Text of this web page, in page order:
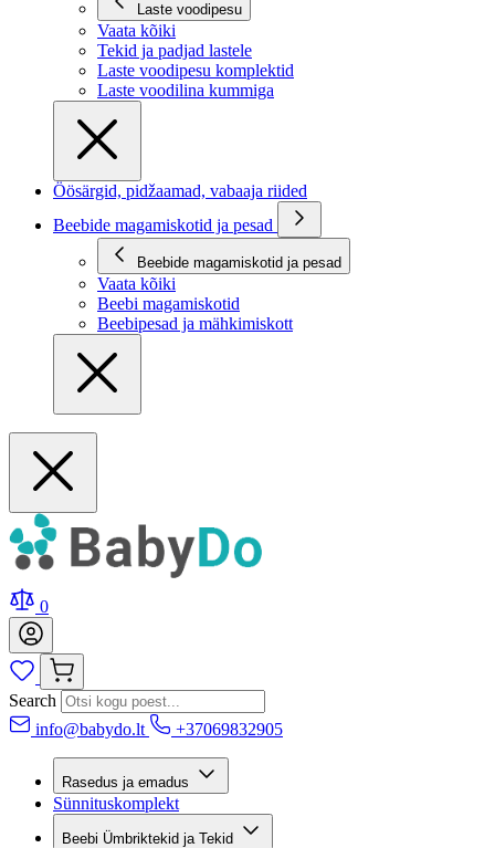
Laste voodipesu
Vaata kõiki
Tekid ja padjad lastele
Laste voodipesu komplektid
Laste voodilina kummiga
Öösärgid, pidžaamad, vabaaja riided
Beebide magamiskotid ja pesad
Beebide magamiskotid ja pesad
Vaata kõiki
Beebi magamiskotid
Beebipesad ja mähkimiskott
0
Search
info@babydo.lt
+37069832905
Rasedus ja emadus
Sünnituskomplekt
Beebi Ümbriktekid ja Tekid